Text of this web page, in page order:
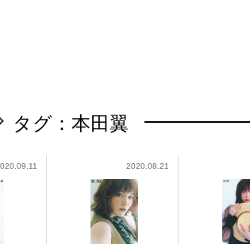
タグ：本田翼
2020.08.21